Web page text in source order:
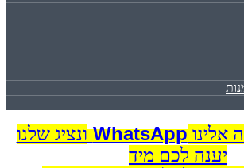
אלינוWhatsApp ונציג שלנו
יענה לכם מיד